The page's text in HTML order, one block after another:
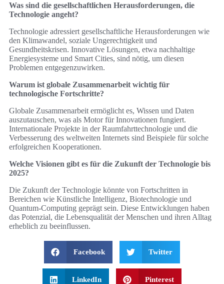
Was sind die gesellschaftlichen Herausforderungen, die
Technologie angeht?
Technologie adressiert gesellschaftliche Herausforderungen wie
den Klimawandel, soziale Ungerechtigkeit und
Gesundheitskrisen. Innovative Lösungen, etwa nachhaltige
Energiesysteme und Smart Cities, sind nötig, um diesen
Problemen entgegenzuwirken.
Warum ist globale Zusammenarbeit wichtig für
technologische Fortschritte?
Globale Zusammenarbeit ermöglicht es, Wissen und Daten
auszutauschen, was als Motor für Innovationen fungiert.
Internationale Projekte in der Raumfahrttechnologie und die
Verbesserung des weltweiten Internets sind Beispiele für solche
erfolgreichen Kooperationen.
Welche Visionen gibt es für die Zukunft der Technologie bis
2025?
Die Zukunft der Technologie könnte von Fortschritten in
Bereichen wie Künstliche Intelligenz, Biotechnologie und
Quantum-Computing geprägt sein. Diese Entwicklungen haben
das Potenzial, die Lebensqualität der Menschen und ihren Alltag
erheblich zu beeinflussen.
Facebook Twitter
LinkedIn Pinterest